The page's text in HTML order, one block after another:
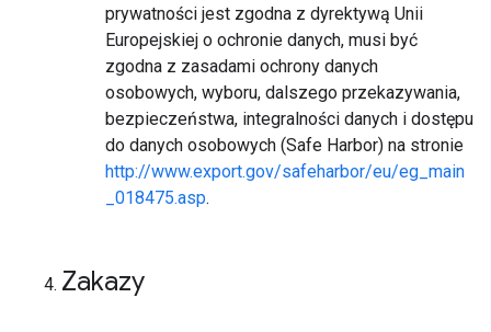
prywatności jest zgodna z dyrektywą Unii
Europejskiej o ochronie danych, musi być
zgodna z zasadami ochrony danych
osobowych, wyboru, dalszego przekazywania,
bezpieczeństwa, integralności danych i dostępu
do danych osobowych (Safe Harbor) na stronie
http://www.export.gov/safeharbor/eu/eg_main
_018475.asp.
Zakazy